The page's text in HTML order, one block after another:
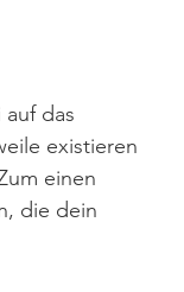
das
existieren
einen
die dein